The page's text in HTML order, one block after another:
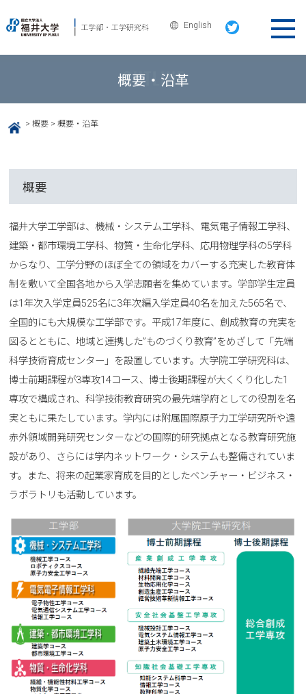
English
概要・沿革
HOME > 概要> 概要・沿革
概要
福井大学工学部は、機械・システム工学科、電気電子情報工学科、
建築・都市環境工学科、物質・生命化学科、応用物理学科の5学科
からなり、工学分野のほぼ全ての領域をカバーする充実した教育体
制を敷いて全国各地から入学志願者を集めています。学部学生定員
は1年次入学定員525名に3年次編入学定員40名を加えた565名で、
全国的にも大規模な工学部です。平成17年度に、創成教育の充実を
図るとともに、地域と連携した”ものづくり教育”をめざして「先端
科学技術育成センター」を設置しています。大学院工学研究科は、
博士前期課程が3専攻14コース、博士後期課程が大くくり化した1
専攻で構成され、科学技術教育研究の最先端学府としての役割を名
実ともに果たしています。学内には附属国際原子力工学研究所や遠
赤外領域開発研究センターなどの国際的研究拠点となる教育研究施
設があり、さらには学内ネットワーク・システムも整備されていま
す。また、将来の起業家育成を目的としたベンチャー・ビジネス・
ラボラトリも活動しています。